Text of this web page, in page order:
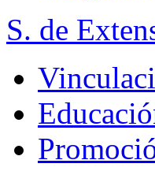
S. de